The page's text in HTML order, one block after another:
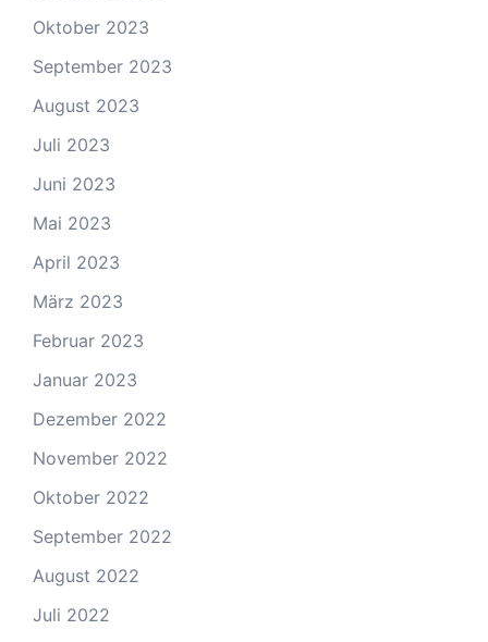
Oktober 2023
September 2023
August 2023
Juli 2023
Juni 2023
Mai 2023
April 2023
März 2023
Februar 2023
Januar 2023
Dezember 2022
November 2022
Oktober 2022
September 2022
August 2022
Juli 2022